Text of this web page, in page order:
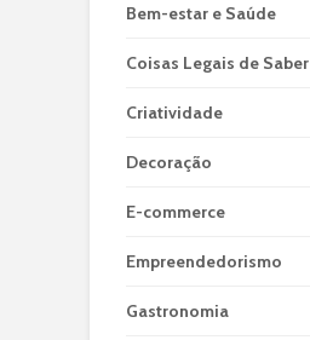
Bem-estar e Saúde
Coisas Legais de Saber
Criatividade
Decoração
E-commerce
Empreendedorismo
Gastronomia